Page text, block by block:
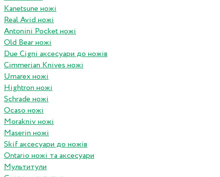
Kanetsune ножі
Real Avid ножі
Antonini Pocket ножі
Old Bear ножі
Due Cigni аксесуари до ножів
Cimmerian Knives ножі
Umarex ножі
Hightron ножі
Schrade ножі
Ocaso ножі
Morakniv ножі
Maserin ножі
Skif аксесуари до ножів
Ontario ножі та аксесуари
Мультитули